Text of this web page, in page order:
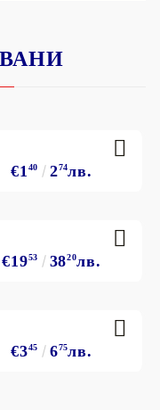
€1 40 274лв.
€1953 3820лв.
€345 675лв.